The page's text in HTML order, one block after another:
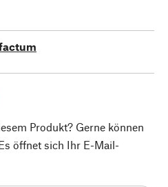
Produkt? Gerne können
öffnet sich Ihr E-Mail-